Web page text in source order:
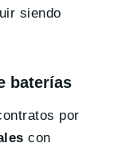
siendo
baterías
por
con